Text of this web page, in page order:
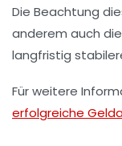
Die Beachtung
anderem auch die
langfristig
Für weitere
erfolgreiche